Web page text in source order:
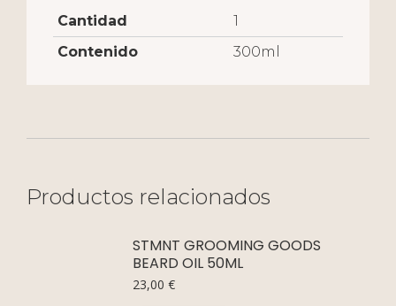
Cantidad
1
Contenido
300ml
Productos relacionados
STMNT GROOMING GOODS
BEARD OIL 50ML
23,00 €